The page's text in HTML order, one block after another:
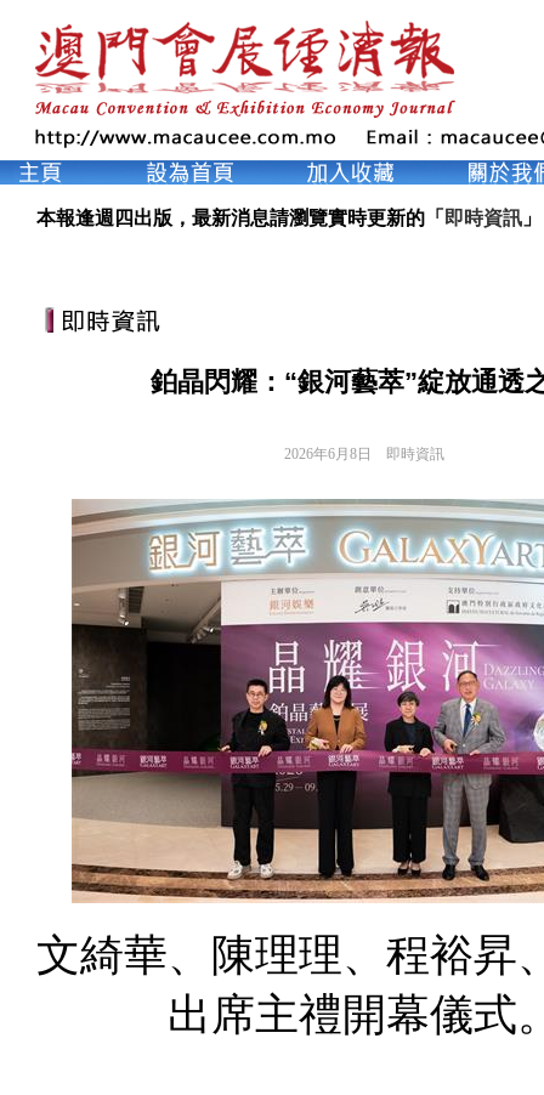
本報逢週四出版，最新消息請瀏覽實時更新的「 即時資訊 」
鉑晶閃耀：“銀河藝萃”綻放通透
2026年6月8日 即時資訊
文綺華、陳理理、程裕昇
出席主禮開幕儀式